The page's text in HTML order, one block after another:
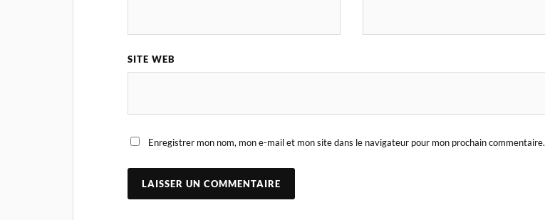
SITE WEB
Enregistrer mon nom, mon e-mail et mon site dans le navigateur pour mon prochain commentaire.